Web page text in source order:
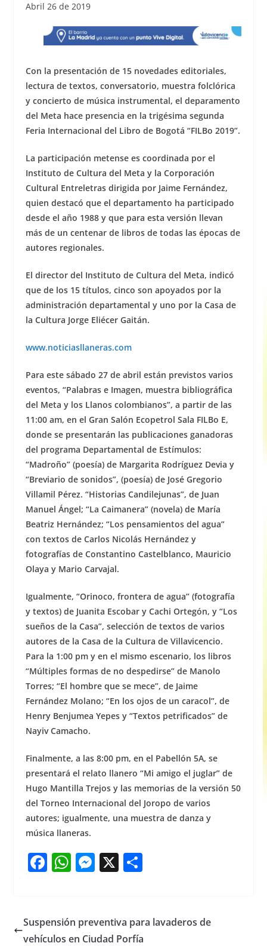
c
e
b
o
o
k
at
s
A
p
p
e
n
g
er
e
Abril 26 de 2019
Con la presentación de 15 novedades editoriales,
lectura de textos, conversatorio, muestra folclórica
y concierto de música instrumental, el deparamento
del Meta hace presencia en la trigésima segunda
Feria Internacional del Libro de Bogotá “FILBo 2019”.
La participación metense es coordinada por el
Instituto de Cultura del Meta y la Corporación
Cultural Entreletras dirigida por Jaime Fernández,
quien destacó que el departamento ha participado
desde el año 1988 y que para esta versión llevan
más de un centenar de libros de todas las épocas de
autores regionales.
El director del Instituto de Cultura del Meta, indicó
que de los 15 títulos, cinco son apoyados por la
administración departamental y uno por la Casa de
la Cultura Jorge Eliécer Gaitán.
www.noticiasllaneras.com
Para este sábado 27 de abril están previstos varios
eventos, “Palabras e Imagen, muestra bibliográfica
del Meta y los Llanos colombianos”, a partir de las
11:00 am, en el Gran Salón Ecopetrol Sala FILBo E,
donde se presentarán las publicaciones ganadoras
del programa Departamental de Estímulos:
“Madroño” (poesía) de Margarita Rodríguez Devia y
“Breviario de sonidos”, (poesía) de José Gregorio
Villamil Pérez. “Historias Candilejunas”, de Juan
Manuel Ángel; “La Caimanera” (novela) de María
Beatriz Hernández; “Los pensamientos del agua”
con textos de Carlos Nicolás Hernández y
fotografías de Constantino Castelblanco, Mauricio
Olaya y Mario Carvajal.
Igualmente, “Orinoco, frontera de agua” (fotografía
y textos) de Juanita Escobar y Cachi Ortegón, y “Los
sueños de la Casa”, selección de textos de varios
autores de la Casa de la Cultura de Villavicencio.
Para la 1:00 pm y en el mismo escenario, los libros
“Múltiples formas de no despedirse” de Manolo
Torres; “El hombre que se mece”, de Jaime
Fernández Molano; “En los ojos de un caracol”, de
Henry Benjumea Yepes y “Textos petrificados” de
Nayiv Camacho.
Finalmente, a las 8:00 pm, en el Pabellón 5A, se
presentará el relato llanero “Mi amigo el juglar” de
Hugo Mantilla Trejos y las memorias de la versión 50
del Torneo Internacional del Joropo de varios
autores; igualmente, una muestra de danza y
música llaneras.
F
e
b
W
s
A
M
e
n
X S
e
Suspensión preventiva para lavaderos de
vehículos en Ciudad Porfía